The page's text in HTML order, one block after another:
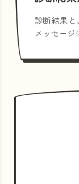
診断結果
メッセージ